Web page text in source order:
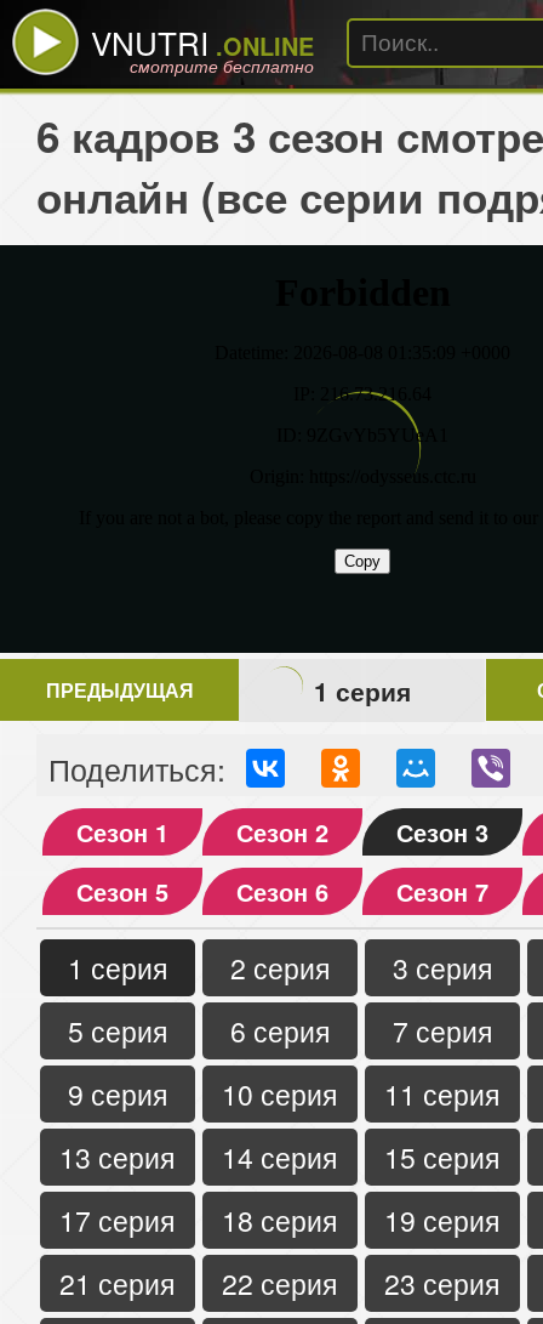
VNUTRI .ONLINE
смотрите бесплатно
6 кадров 3 сезон
онлайн (все серии
ПРЕДЫДУЩАЯ 1 серия
Поделиться:
Сезон 1 Сезон 2
Сезон 3
Сезон 5
Сезон 6 Сезон 7
1 серия 2 серия
3 серия
5 серия
6 серия
7 серия
9 серия
10 серия
11 серия
13 серия
14 серия
15 серия
17 серия
18 серия
19 серия
21 серия
22 серия
23 серия